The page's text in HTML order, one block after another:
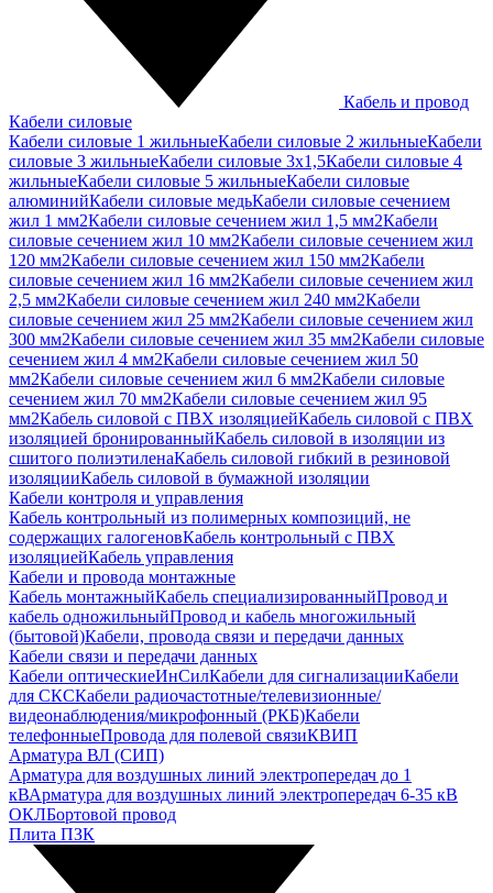
Кабель и провод
Кабели силовые
Кабели силовые 1 жильныеКабели силовые 2 жильныеКабели
силовые 3 жильныеКабели силовые 3х1,5Кабели силовые 4
жильныеКабели силовые 5 жильныеКабели силовые
алюминийКабели силовые медьКабели силовые сечением
жил 1 мм2Кабели силовые сечением жил 1,5 мм2Кабели
силовые сечением жил 10 мм2Кабели силовые сечением жил
120 мм2Кабели силовые сечением жил 150 мм2Кабели
силовые сечением жил 16 мм2Кабели силовые сечением жил
2,5 мм2Кабели силовые сечением жил 240 мм2Кабели
силовые сечением жил 25 мм2Кабели силовые сечением жил
300 мм2Кабели силовые сечением жил 35 мм2Кабели силовые
сечением жил 4 мм2Кабели силовые сечением жил 50
мм2Кабели силовые сечением жил 6 мм2Кабели силовые
сечением жил 70 мм2Кабели силовые сечением жил 95
мм2Кабель силовой с ПВХ изоляциейКабель силовой с ПВХ
изоляцией бронированныйКабель силовой в изоляции из
сшитого полиэтиленаКабель силовой гибкий в резиновой
изоляцииКабель силовой в бумажной изоляции
Кабели контроля и управления
Кабель контрольный из полимерных композиций, не
содержащих галогеновКабель контрольный с ПВХ
изоляциейКабель управления
Кабели и провода монтажные
Кабель монтажныйКабель специализированныйПровод и
кабель одножильныйПровод и кабель многожильный
(бытовой)Кабели, провода связи и передачи данных
Кабели связи и передачи данных
Кабели оптическиеИнСилКабели для сигнализацииКабели
для СКСКабели радиочастотные/телевизионные/
видеонаблюдения/микрофонный (РКБ)Кабели
телефонныеПровода для полевой связиКВИП
Арматура ВЛ (СИП)
Арматура для воздушных линий электропередач до 1
кВАрматура для воздушных линий электропередач 6-35 кВ
ОКЛБортовой провод
Плита ПЗК